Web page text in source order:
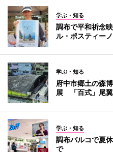
学ぶ・知る
調布で平和祈念
ル・ポスティー
学ぶ・知る
府中市郷土の森
展 「百式」尾
学ぶ・知る
調布パルコで夏
で